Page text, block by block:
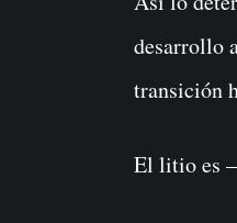
desarrollo
transición
El litio es